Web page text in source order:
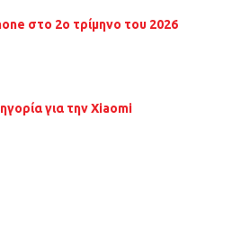
στο 2ο τρίμηνο του 2026
για την Xiaomi